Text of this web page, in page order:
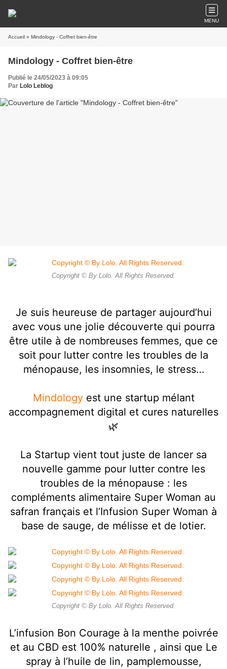
MENU
Accueil » Mindology - Coffret bien-être
Mindology - Coffret bien-être
Publié le 24/05/2023 à 09:05
Par Lolo Leblog
Copyright © By Lolo. All Rights Reserved.
Je suis heureuse de partager aujourd’hui
avec vous une jolie découverte qui pourra
être utile à de nombreuses femmes, que ce
soit pour lutter contre les troubles de la
ménopause, les insomnies, le stress…
Mindology est une startup mélant
accompagnement digital et cures naturelles
🌿
La Startup vient tout juste de lancer sa
nouvelle gamme pour lutter contre les
troubles de la ménopause : les
compléments alimentaire Super Woman au
safran français et l’Infusion Super Woman à
base de sauge, de mélisse et de lotier.
Copyright © By Lolo. All Rights Reserved.
L’infusion Bon Courage à la menthe poivrée
et au CBD est 100% naturelle , ainsi que Le
spray à l’huile de lin, pamplemousse,